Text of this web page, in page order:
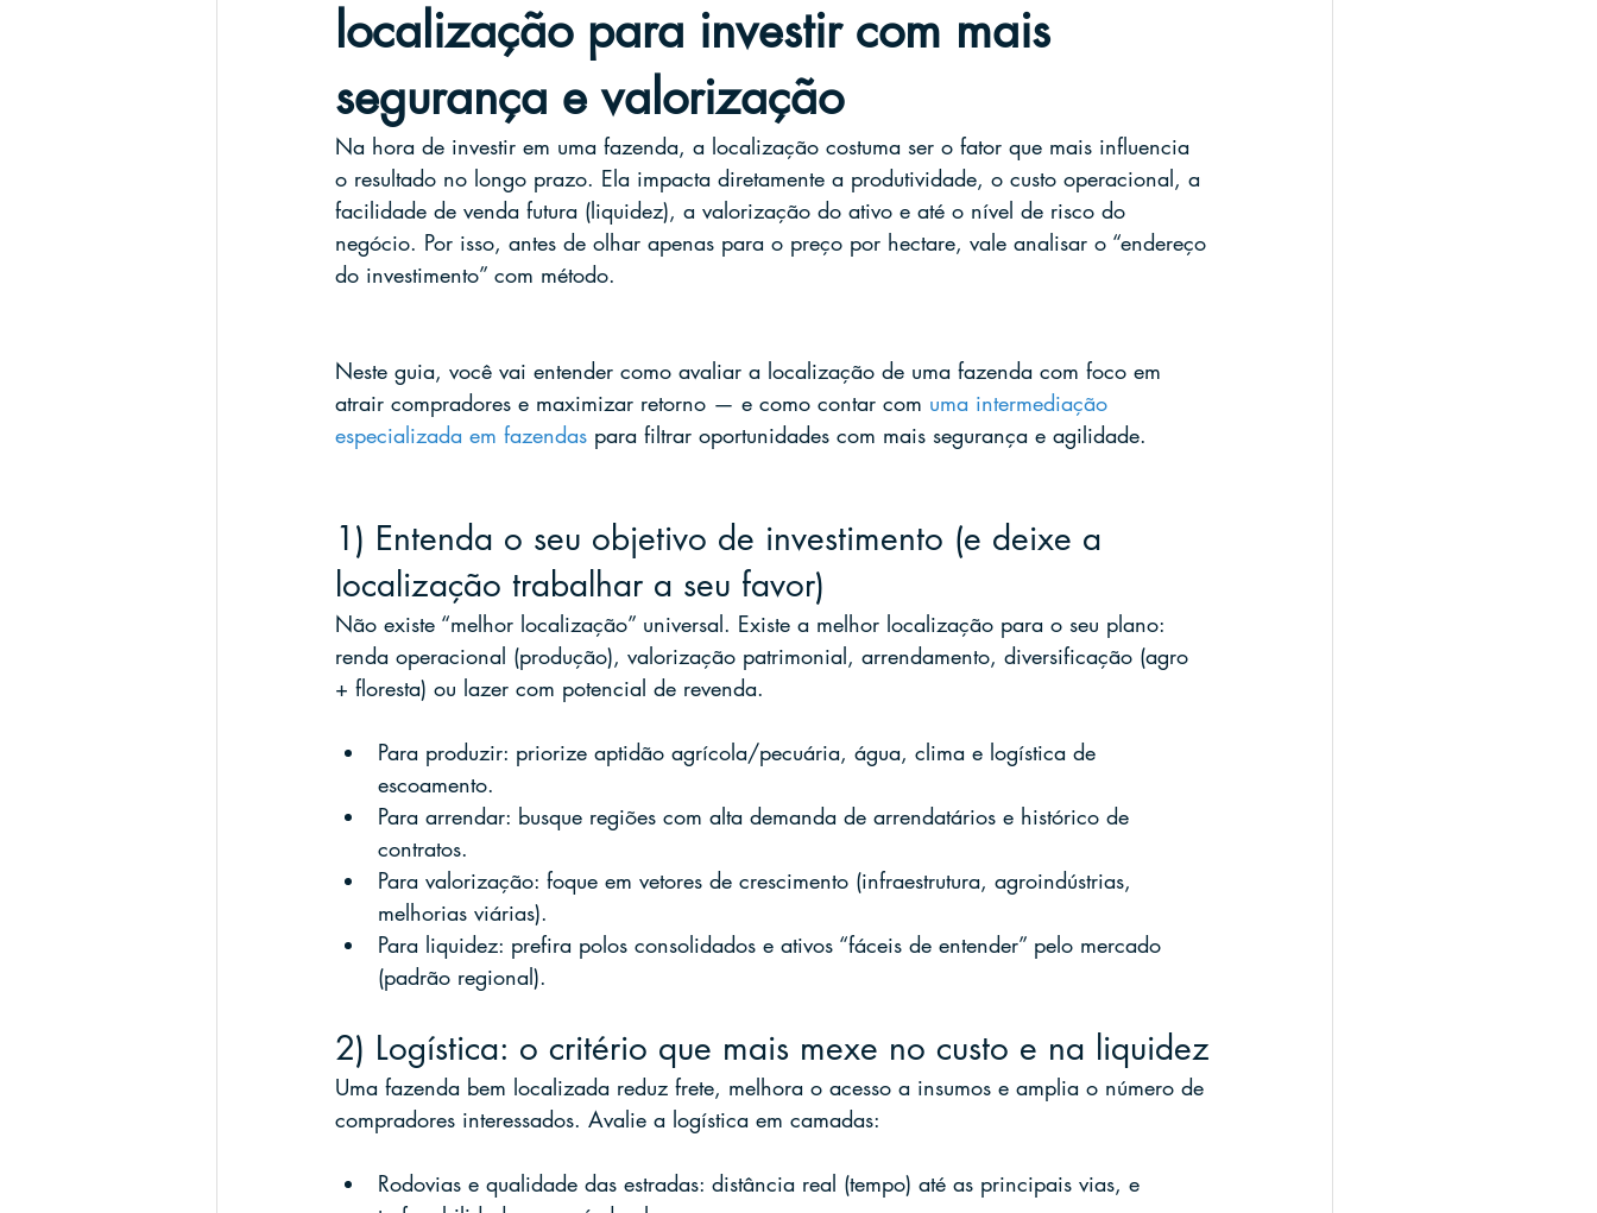
localização para investir com mais
segurança e valorização
Na hora de investir em uma fazenda, a localização costuma ser o fator que mais influencia
o resultado no longo prazo. Ela impacta diretamente a produtividade, o custo operacional, a
facilidade de venda futura (liquidez), a valorização do ativo e até o nível de risco do
negócio. Por isso, antes de olhar apenas para o preço por hectare, vale analisar o “endereço
do investimento” com método.
Neste guia, você vai entender como avaliar a localização de uma fazenda com foco em
atrair compradores e maximizar retorno — e como contar com uma intermediação
especializada em fazendas para filtrar oportunidades com mais segurança e agilidade.
1) Entenda o seu objetivo de investimento (e deixe a
localização trabalhar a seu favor)
Não existe “melhor localização” universal. Existe a melhor localização para o seu plano:
renda operacional (produção), valorização patrimonial, arrendamento, diversificação (agro
+ floresta) ou lazer com potencial de revenda.
Para produzir: priorize aptidão agrícola/pecuária, água, clima e logística de
escoamento.
Para arrendar: busque regiões com alta demanda de arrendatários e histórico de
contratos.
Para valorização: foque em vetores de crescimento (infraestrutura, agroindústrias,
melhorias viárias).
Para liquidez: prefira polos consolidados e ativos “fáceis de entender” pelo mercado
(padrão regional).
2) Logística: o critério que mais mexe no custo e na liquidez
Uma fazenda bem localizada reduz frete, melhora o acesso a insumos e amplia o número de
compradores interessados. Avalie a logística em camadas:
Rodovias e qualidade das estradas: distância real (tempo) até as principais vias, e